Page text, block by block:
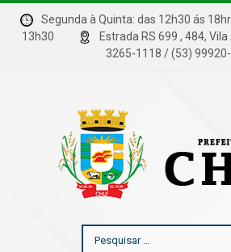
Segunda à Quinta: das 12h30 ás
13h30
Estrada RS 699 , 484,
3265-1118 / (53)